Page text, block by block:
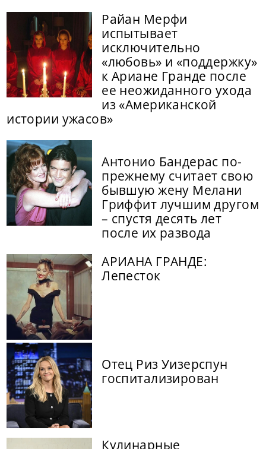
Райан Мерфи
испытывает
исключительно
«любовь» и «поддержку»
к Ариане Гранде после
ее неожиданного ухода
из «Американской
истории ужасов»
Антонио Бандерас по-
прежнему считает свою
бывшую жену Мелани
Гриффит лучшим другом
– спустя десять лет
после их развода
АРИАНА ГРАНДЕ:
Лепесток
Отец Риз Уизерспун
госпитализирован
Кулинарные